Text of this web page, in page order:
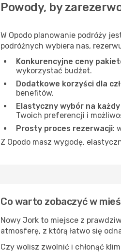
Powody, by
W Opodo planowanie podróży
podróżnych wybiera nas,
Konkurencyjne ceny
wykorzystać budżet.
Dodatkowe korzyści dla
benefitów.
Elastyczny wybór na
Twoich preferencji i
Prosty proces rezerwacji:
Z Opodo masz wygodę,
Co warto zobaczyć w
Nowy Jork to miejsce z
atmosferę, z którą łatwo się
Czy wolisz zwolnić i chłonąć